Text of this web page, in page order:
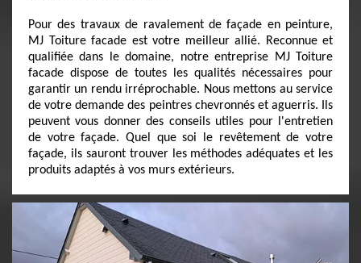
Pour des travaux de ravalement de façade en peinture,
MJ Toiture facade est votre meilleur allié. Reconnue et
qualifiée dans le domaine, notre entreprise MJ Toiture
facade dispose de toutes les qualités nécessaires pour
garantir un rendu irréprochable. Nous mettons au service
de votre demande des peintres chevronnés et aguerris. Ils
peuvent vous donner des conseils utiles pour l'entretien
de votre façade. Quel que soi le revêtement de votre
façade, ils sauront trouver les méthodes adéquates et les
produits adaptés à vos murs extérieurs.